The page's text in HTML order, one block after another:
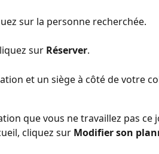
sur la personne recherchée.
sur Réserver.
et un siège à côté de votre
que vous ne travaillez pas ce
cliquez sur Modifier son